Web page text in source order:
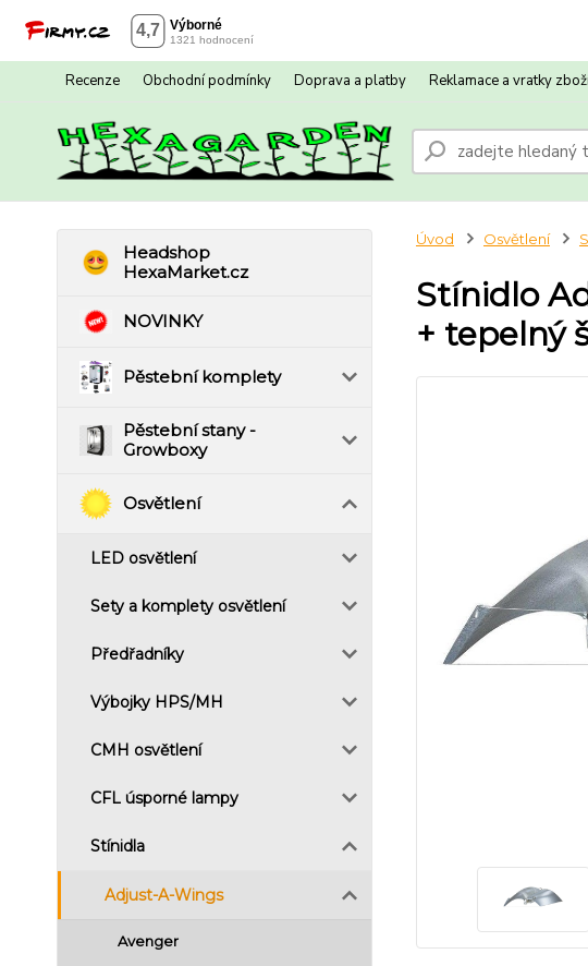
Recenze Obchodní podmínky Doprava a platby Reklamace a vratky
Headshop
HexaMarket.cz
NOVINKY
Pěstební komplety
Pěstební stany -
Growboxy
Osvětlení
LED osvětlení
Sety a komplety osvětlení
Předřadníky
Výbojky HPS/MH
CMH osvětlení
CFL úsporné lampy
Stínidla
Adjust-A-Wings
Avenger
Úvod Osvětlení
Stínidlo
+ tepelný